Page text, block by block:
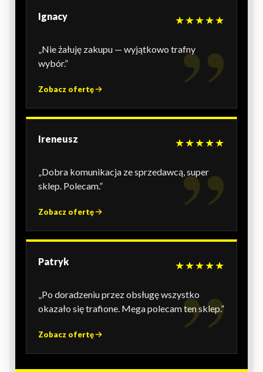
Ignacy ★★★★★
„Nie żałuję zakupu — wyjątkowo trafny
wybór.”
Zobacz ofertę
Ireneusz ★★★★★
„Dobra komunikacja ze sprzedawcą, super
sklep. Polecam.”
Zobacz ofertę
Patryk ★★★★★
„Po doradzeniu przez obsługę wszystko
okazało się trafione. Mega polecam ten sklep.”
Zobacz ofertę